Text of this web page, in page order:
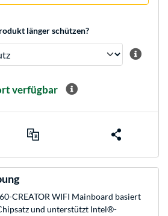
länger schützen?
verfügbar
CREATOR WIFI Mainboard basiert
und unterstützt Intel®-